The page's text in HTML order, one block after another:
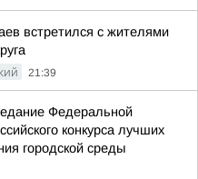
встретился с жителями
21:39
Федеральной
конкурса лучших
городской среды